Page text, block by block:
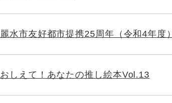
麗水市友好都市提携25周年（令和4年度）
おしえて！あなたの推し絵本Vol.13